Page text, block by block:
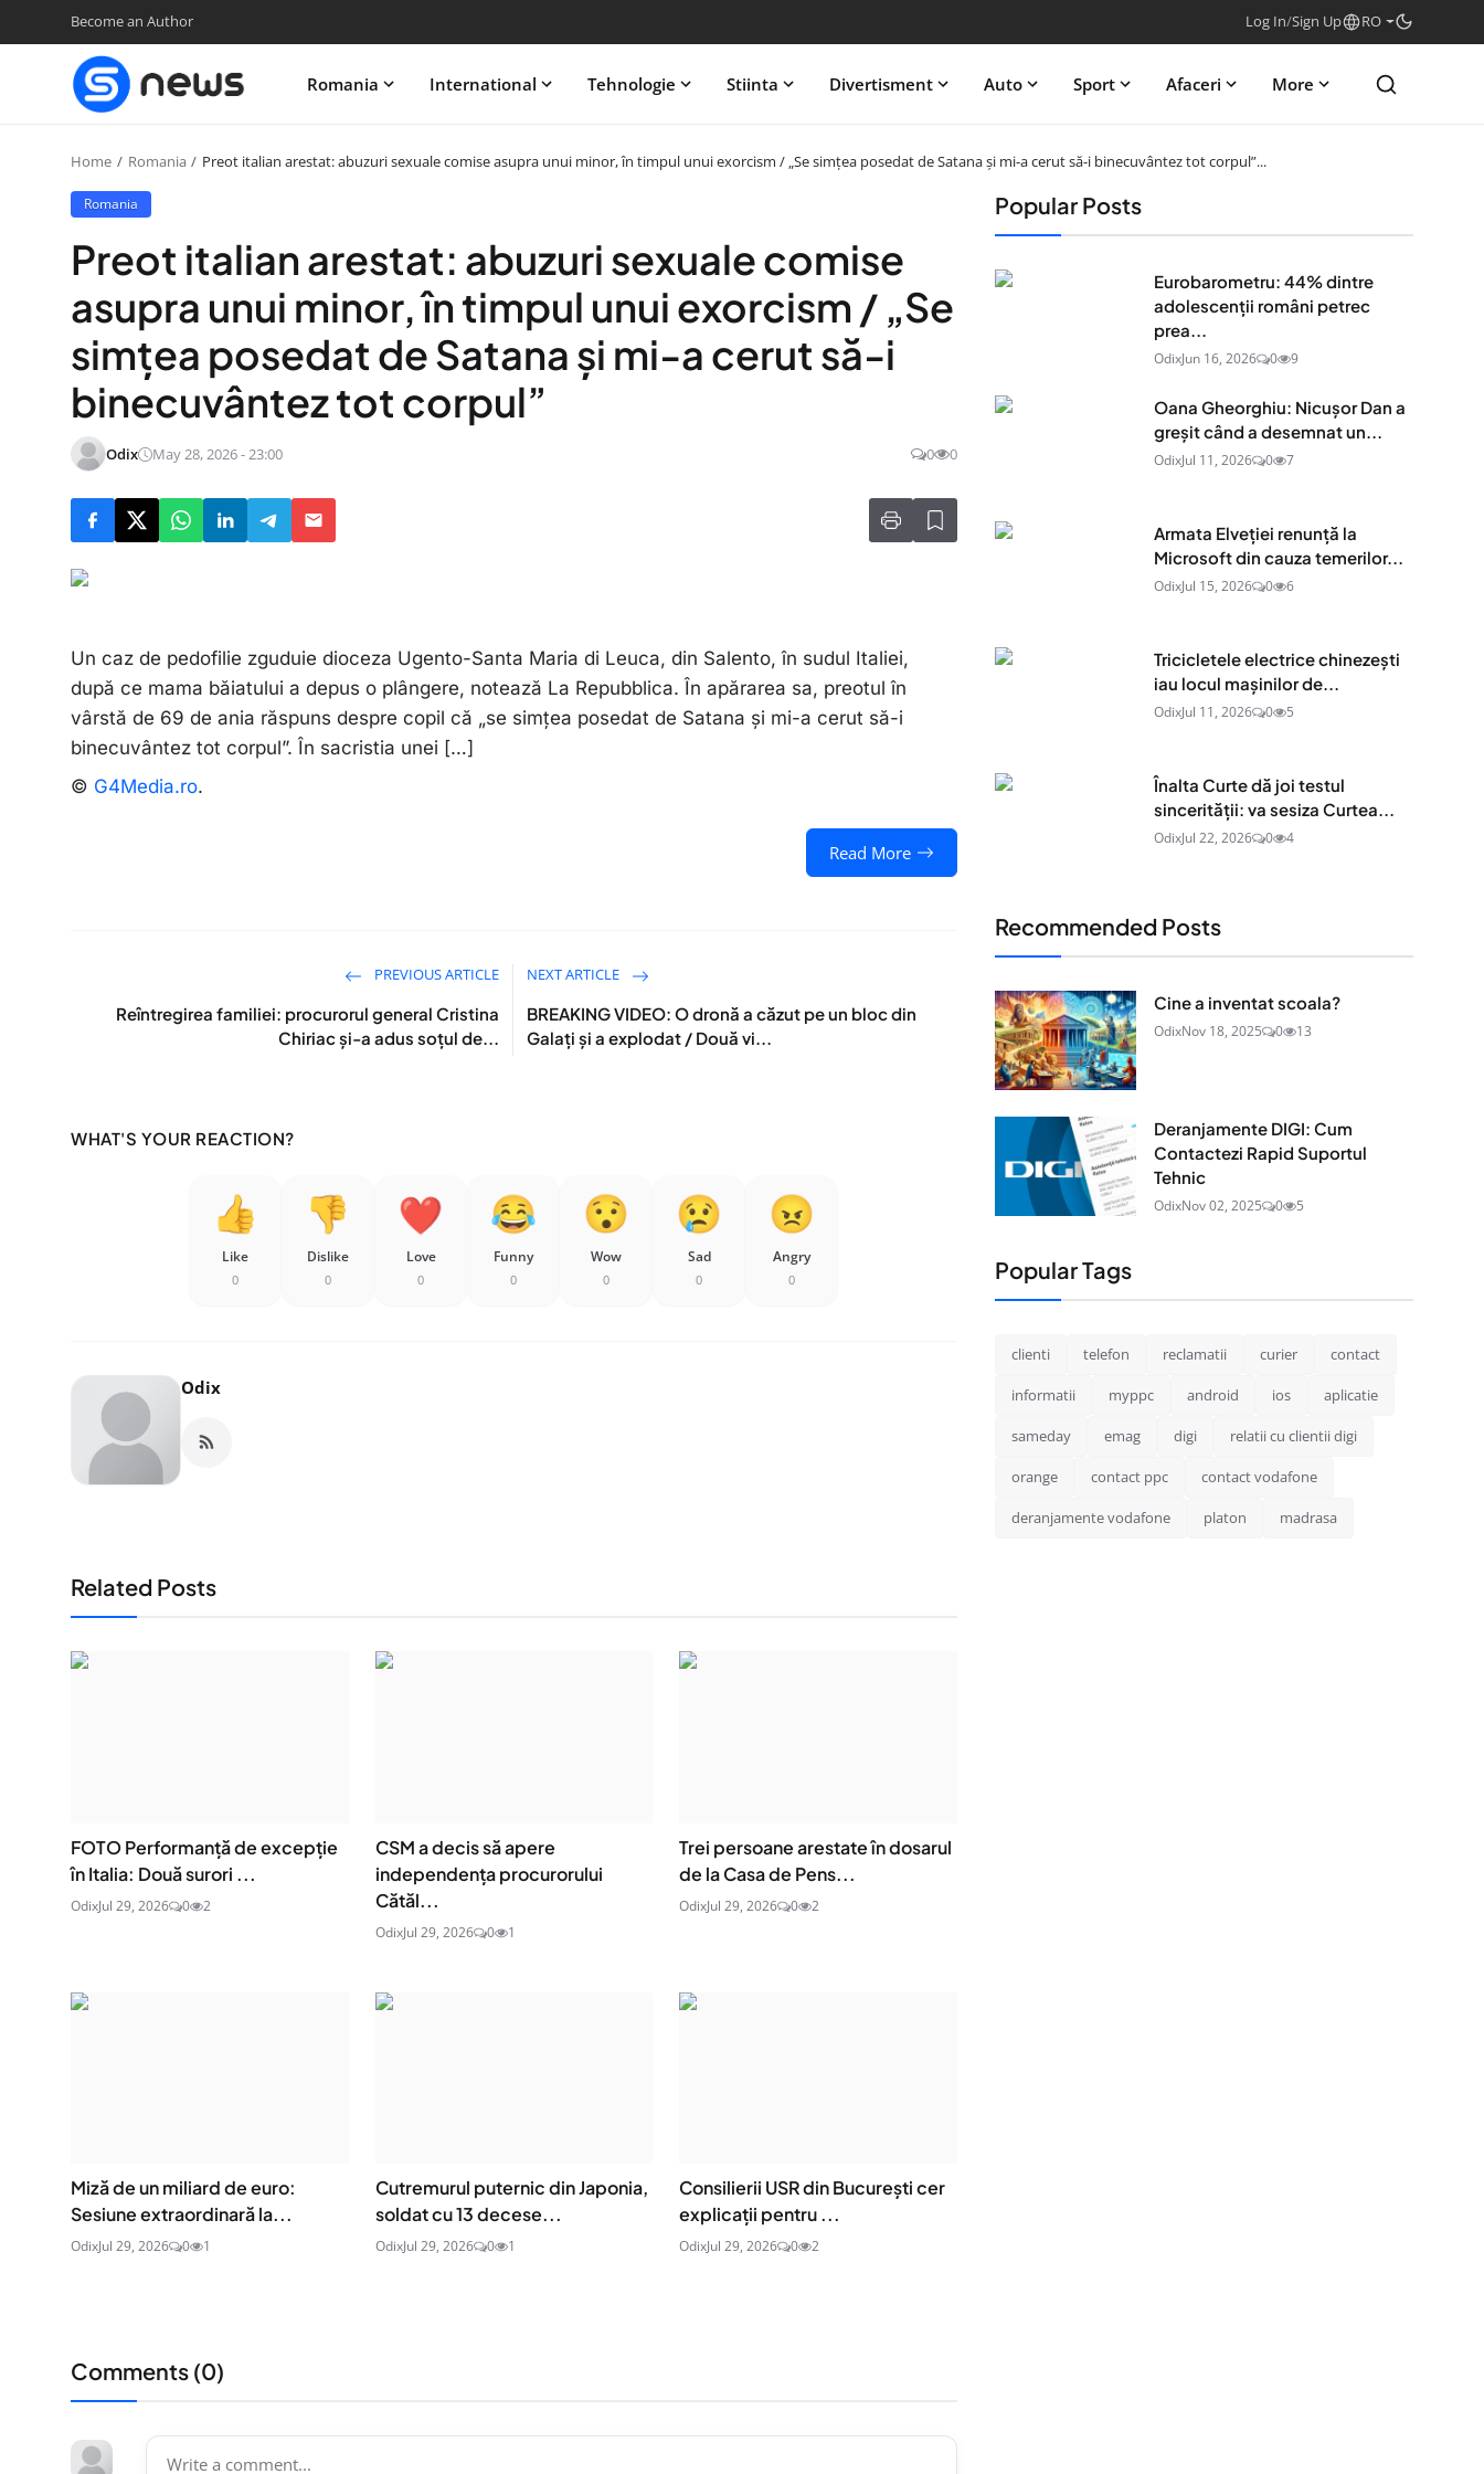
Become an Author Log In/Sign Up RO
Romania International Tehnologie Stiinta Divertisment Auto Sport Afaceri More
Home Romania Preot italian arestat: abuzuri sexuale comise asupra unui minor, în timpul unui exorcism / „Se simțea posedat de Satana și mi-a cerut să-i binecuvântez tot corpul”...
Romania
Preot italian arestat: abuzuri sexuale comise
asupra unui minor, în timpul unui exorcism / „Se
simțea posedat de Satana și mi-a cerut să-i
binecuvântez tot corpul”
Odix May 28, 2026 - 23:00 0 0
Un caz de pedofilie zguduie dioceza Ugento-Santa Maria di Leuca, din Salento, în sudul Italiei,
după ce mama băiatului a depus o plângere, notează La Repubblica. În apărarea sa, preotul în
vârstă de 69 de ania răspuns despre copil că „se simțea posedat de Satana și mi-a cerut să-i
binecuvântez tot corpul”. În sacristia unei […]
© G4Media.ro.
Read More
PREVIOUS ARTICLE
Reîntregirea familiei: procurorul general Cristina
Chiriac și-a adus soțul de...
NEXT ARTICLE
BREAKING VIDEO: O dronă a căzut pe un bloc din
Galați și a explodat / Două vi...
WHAT'S YOUR REACTION?
Like
0
Dislike
0
Love
0
Funny
0
Wow
0
Sad
0
Angry
0
Odix
Related Posts
FOTO Performanță de excepție
în Italia: Două surori ...
OdixJul 29, 2026 0 2
CSM a decis să apere
independența procurorului
Cătăl...
OdixJul 29, 2026 0 1
Trei persoane arestate în dosarul
de la Casa de Pens...
OdixJul 29, 2026 0 2
Miză de un miliard de euro:
Sesiune extraordinară la...
OdixJul 29, 2026 0 1
Cutremurul puternic din Japonia,
soldat cu 13 decese...
OdixJul 29, 2026 0 1
Consilierii USR din București cer
explicații pentru ...
OdixJul 29, 2026 0 2
Comments (0)
Popular Posts
Eurobarometru: 44% dintre
adolescenţii români petrec
prea...
OdixJun 16, 2026 0 9
Oana Gheorghiu: Nicușor Dan a
greșit când a desemnat un...
OdixJul 11, 2026 0 7
Armata Elveției renunță la
Microsoft din cauza temerilor...
OdixJul 15, 2026 0 6
Tricicletele electrice chinezești
iau locul mașinilor de...
OdixJul 11, 2026 0 5
Înalta Curte dă joi testul
sincerității: va sesiza Curtea...
OdixJul 22, 2026 0 4
Recommended Posts
Cine a inventat scoala?
OdixNov 18, 2025 0 13
Deranjamente DIGI: Cum
Contactezi Rapid Suportul
Tehnic
OdixNov 02, 2025 0 5
Popular Tags
clienti telefon reclamatii curier contact
informatii myppc android ios aplicatie
sameday emag digi relatii cu clientii digi
orange contact ppc contact vodafone
deranjamente vodafone platon madrasa